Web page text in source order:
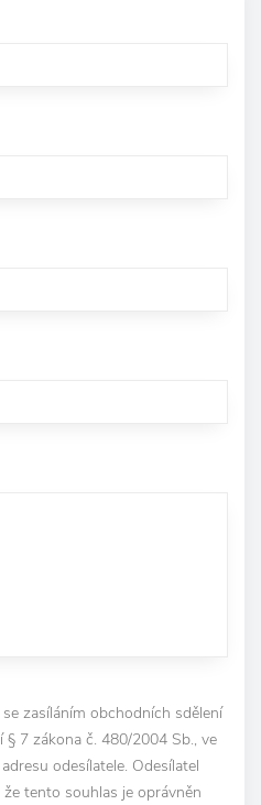
zasíláním obchodních sdělení
7 zákona č. 480/2004 Sb., ve
odesílatele. Odesílatel
tento souhlas je oprávněn